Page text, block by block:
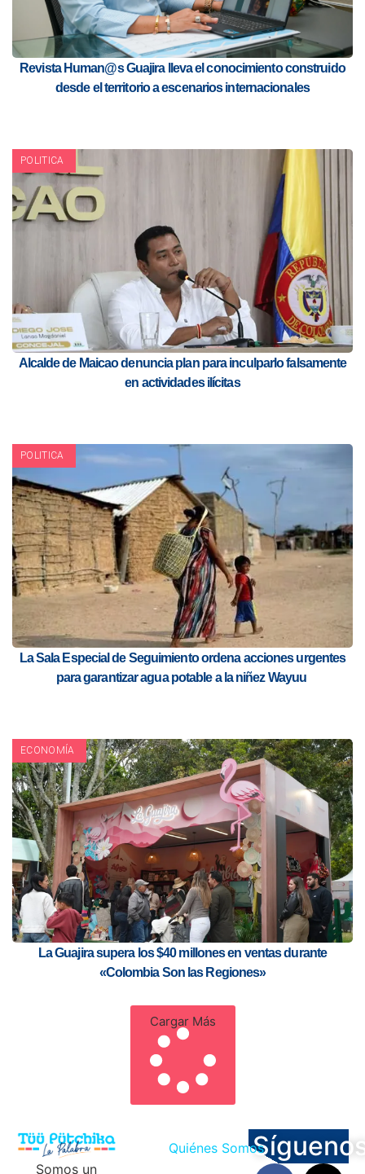
Revista Human@s Guajira lleva el conocimiento construido
desde el territorio a escenarios internacionales
POLITICA
Alcalde de Maicao denuncia plan para inculparlo falsamente
en actividades ilícitas
POLITICA
La Sala Especial de Seguimiento ordena acciones urgentes
para garantizar agua potable a la niñez Wayuu
ECONOMÍA
La Guajira supera los $40 millones en ventas durante
«Colombia Son las Regiones»
Cargar Más
Somos un
Quiénes Somos